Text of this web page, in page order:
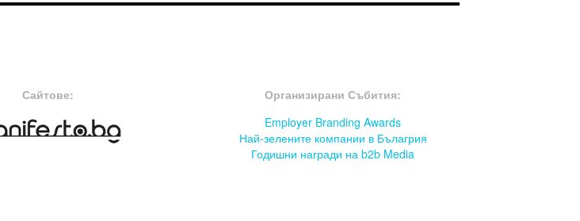
Сайтове:
Организирани Събития:
Employer Branding Awards
Най-зелените компании в Бълагрия
Годишни награди на b2b Media